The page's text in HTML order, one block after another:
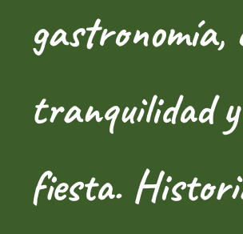
gastronomía,
tranquilidad y
fiesta.